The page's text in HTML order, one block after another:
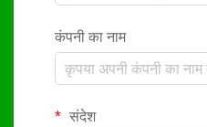
कंपनी का नाम
संदेश